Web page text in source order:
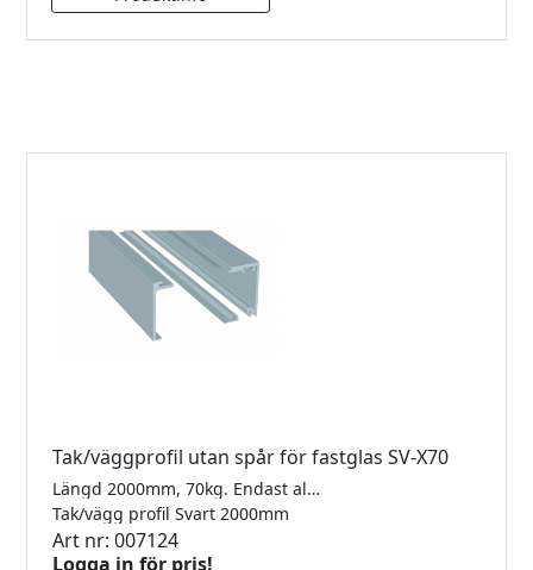
Tak/väggprofil utan spår för fastglas SV-X70
Längd 2000mm, 70kg. Endast aluminiumprofil, komplettera med nödvändiga beslag.
Tak/vägg profil Svart 2000mm
Art nr: 007124
Logga in för pris!